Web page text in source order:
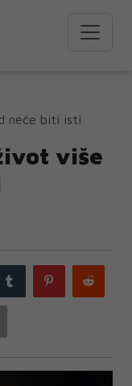
neće biti isti
više
Tumblr Pinterest